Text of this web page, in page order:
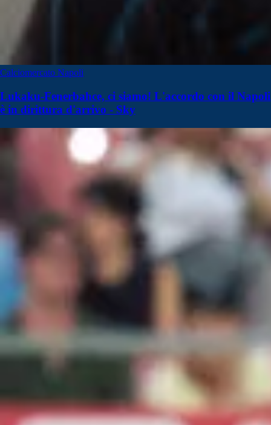
Calciomercato Napoli
Lukaku-Fenerbahce, ci siamo! L'accordo con il Napoli
è in dirittura d'arrivo - Sky